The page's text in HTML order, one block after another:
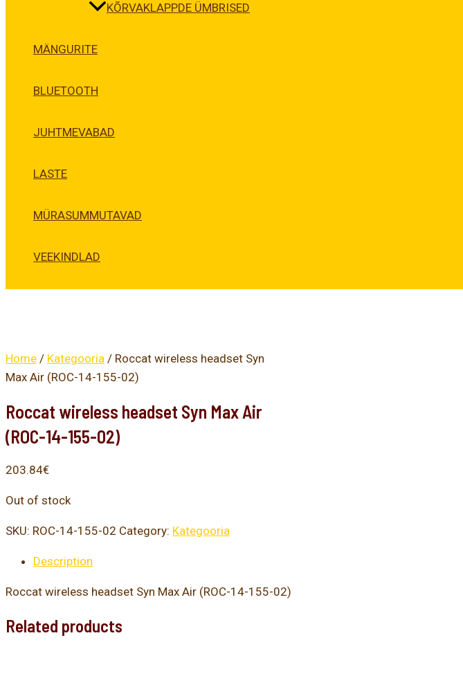
KÕRVAKLAPPDE ÜMBRISED
MÄNGURITE
BLUETOOTH
JUHTMEVABAD
LASTE
MÜRASUMMUTAVAD
VEEKINDLAD
Home / Kategooria / Roccat wireless headset Syn
Max Air (ROC-14-155-02)
Roccat wireless headset Syn Max Air
(ROC-14-155-02)
203.84€
Out of stock
SKU: ROC-14-155-02 Category: Kategooria
Description
Roccat wireless headset Syn Max Air (ROC-14-155-02)
Related products